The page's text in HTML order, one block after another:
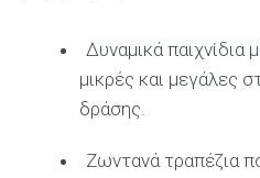
Δυναμικά παιχνίδια
μικρές και μεγάλες
δράσης.
Ζωντανά τραπέζια